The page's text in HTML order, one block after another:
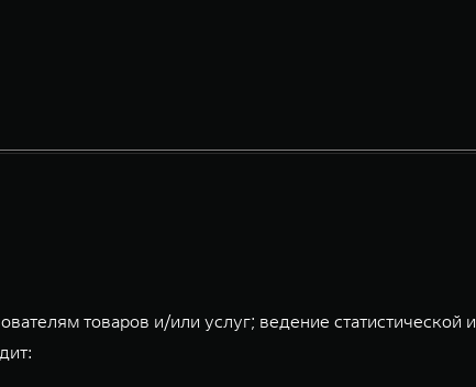
товаров и/или услуг; ведение статистической и